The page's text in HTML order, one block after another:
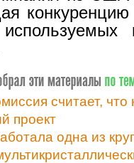
конкуренцию
считает,
проект
одна из